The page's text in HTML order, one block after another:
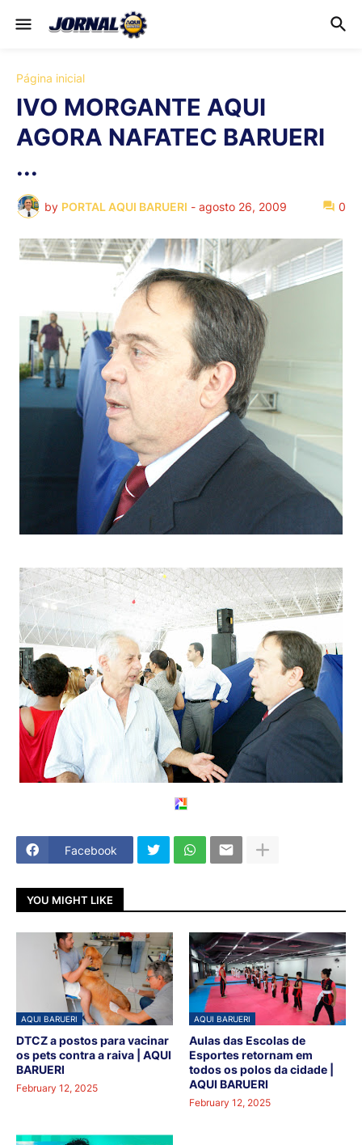
Página inicial
IVO MORGANTE AQUI
AGORA NAFATEC BARUERI
...
by PORTAL AQUI BARUERI - agosto 26, 2009 0
Facebook
YOU MIGHT LIKE
AQUI BARUERI
DTCZ a postos para vacinar
os pets contra a raiva | AQUI
BARUERI
February 12, 2025
AQUI BARUERI
Aulas das Escolas de
Esportes retornam em
todos os polos da cidade |
AQUI BARUERI
February 12, 2025